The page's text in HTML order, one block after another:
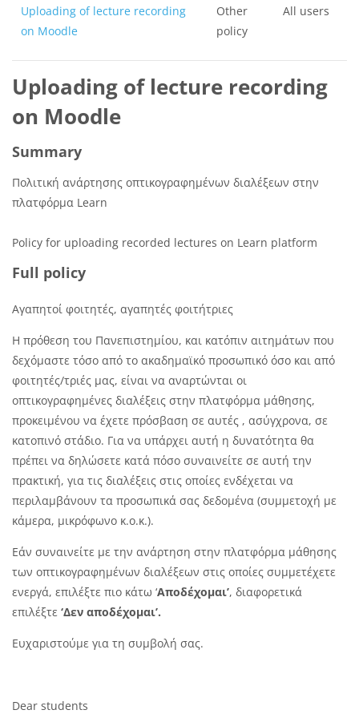
Uploading of lecture recording
on Moodle
Other
policy
All users
Uploading of lecture recording
on Moodle
Summary
Πολιτική ανάρτησης οπτικογραφημένων διαλέξεων στην
πλατφόρμα Learn
Policy for uploading recorded lectures on Learn platform
Full policy
Αγαπητοί φοιτητές, αγαπητές φοιτήτριες
H πρόθεση του Πανεπιστημίου, και κατόπιν αιτημάτων που
δεχόμαστε τόσο από το ακαδημαϊκό προσωπικό όσο και από
φοιτητές/τριές μας, είναι να αναρτώνται οι
οπτικογραφημένες διαλέξεις στην πλατφόρμα μάθησης,
προκειμένου να έχετε πρόσβαση σε αυτές , ασύγχρονα, σε
κατοπινό στάδιο. Για να υπάρχει αυτή η δυνατότητα θα
πρέπει να δηλώσετε κατά πόσο συναινείτε σε αυτή την
πρακτική, για τις διαλέξεις στις οποίες ενδέχεται να
περιλαμβάνουν τα προσωπικά σας δεδομένα (συμμετοχή με
κάμερα, μικρόφωνο κ.ο.κ.).
Εάν συναινείτε με την ανάρτηση στην πλατφόρμα μάθησης
των οπτικογραφημένων διαλέξεων στις οποίες συμμετέχετε
ενεργά, επιλέξτε πιο κάτω ‘Αποδέχομαι’, διαφορετικά
επιλέξτε ‘Δεν αποδέχομαι’.
Ευχαριστούμε για τη συμβολή σας.
Dear students